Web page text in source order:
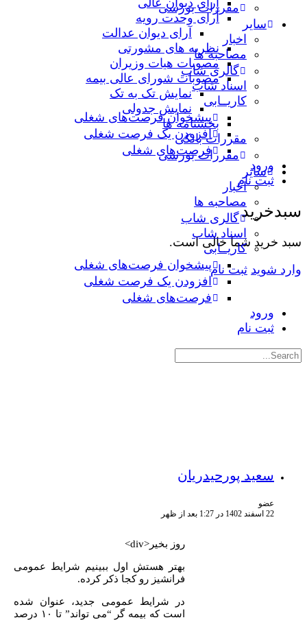
مقررات بورسی
سایر
اخبار
مصاحبه ها
گالری شاب
اسناد شاب
کاریــابی
پیشخوان فرصت‌های شغلی
افزودن یک فرصت شغلی
فرصت‌های شغلی
ورود
ثبت نام
سبدخرید
سبد خرید شما خالی است.
وارد شوید ثبت نام
آرای دیوان عالی
آرای وحدت رویه
آرای دیوان عدالت
نظریه‌ های مشورتی
مصوبات هیات وزیران
مصوبات شورای عالی بیمه
نمایش تک به تک
نمایش جدولی
بخشنامه ها
مقررات بانکی
مقررات بورسی
سایر
اخبار
مصاحبه ها
گالری شاب
اسناد شاب
کاریــابی
پیشخوان فرصت‌های شغلی
افزودن یک فرصت شغلی
فرصت‌های شغلی
ورود
ثبت نام
جستجوی:
سعید پورحیدریان
عضو
22 اسفند 1402 در 1:27 بعد از ظهر
روز بخیر<div>
بهتر هستش اول ببینیم شرایط عمومی
فرانشیز رو کجا ذکر کرده.
در شرایط عمومی جدید، عنوان شده
است که بیمه گر “می تواند” تا ۱۰ درصد